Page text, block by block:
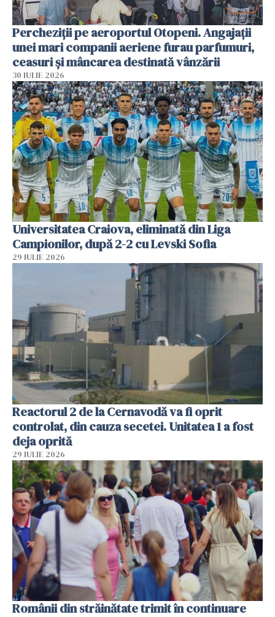
Percheziții pe aeroportul Otopeni. Angajații
unei mari companii aeriene furau parfumuri,
ceasuri și mâncarea destinată vânzării
30 IULIE 2026
Universitatea Craiova, eliminată din Liga
Campionilor, după 2-2 cu Levski Sofia
29 IULIE 2026
Reactorul 2 de la Cernavodă va fi oprit
controlat, din cauza secetei. Unitatea 1 a fost
deja oprită
29 IULIE 2026
Românii din străinătate trimit în continuare